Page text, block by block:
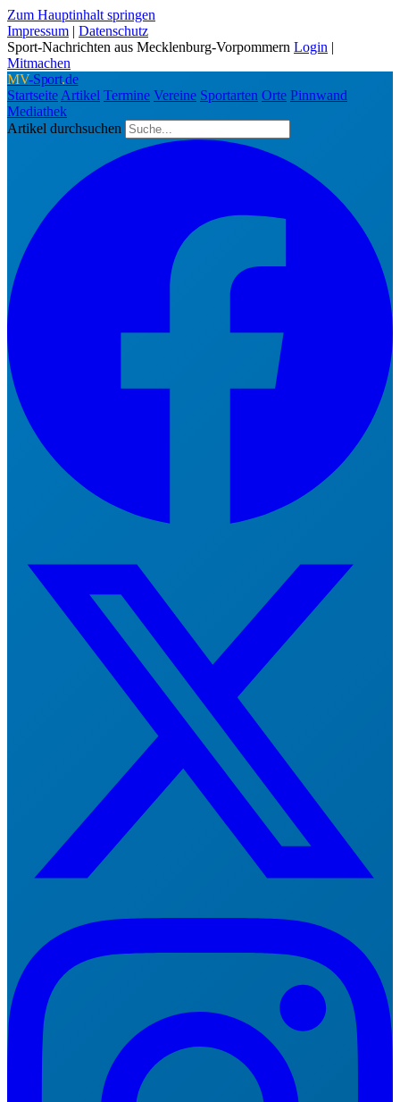
Zum Hauptinhalt springen
Impressum | Datenschutz
Sport-Nachrichten aus Mecklenburg-Vorpommern Login |
Mitmachen
MV-Sport.de
Startseite Artikel Termine Vereine Sportarten Orte Pinnwand
Mediathek
Artikel durchsuchen